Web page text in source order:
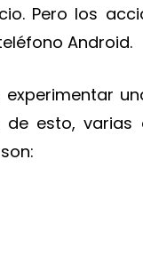
Pero los
Android.
experimentar
de esto,